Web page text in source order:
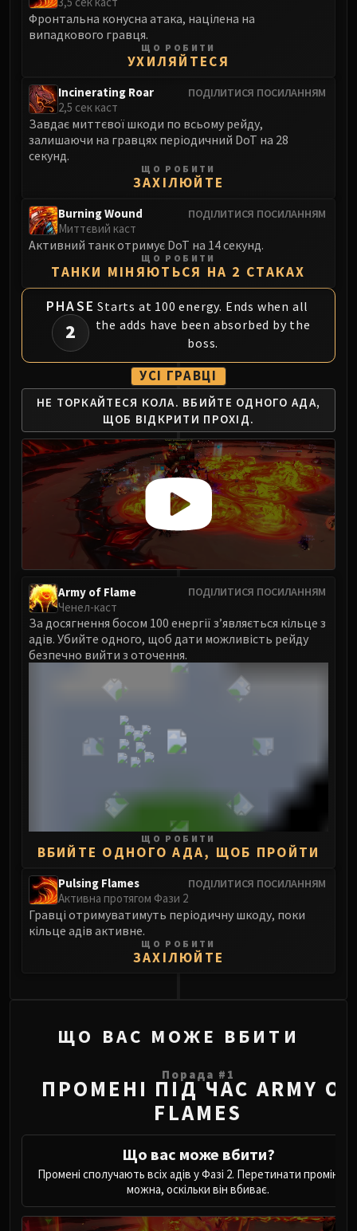
Council of Dreams
Larodar
Nymue
Smolderon
Fyrakk
ABERRUS
Kazzara
The Amalgamation Chamber
The Forgotten Experiments
Assault of the Zaqali
Rashok, the Elder
Zskarn
Magmorax
Echo of Neltharion
Scalecommander Sarkareth
Eranog
Terros
Sennarth
Primal Council
Dathea
Kurog
Diurna
Raszageth
ICECROWN CITADEL
Lord Marrowgar
Gunship Battle
Deathbringer Saurfang
Festergut
Rotface
Professor Putricide
Blood-Queen Lana'thel
Valithria Dreamwalker
Sindragosa
RUBY SANCTUM
Halion
TRIALS OF THE CRUSADER
Lord Jaraxxus
Faction Champions
Anub'Arak
Razorscale
Assembly of Iron
Kologarn
Auriaya
Mimiron
Freya
Thorim
Hodir
Vezax
Фронтальна конусна атака, націлена на
випадкового гравця.
ЩО РОБИТИ
УХИЛЯЙТЕСЯ
ПОДІЛИТИСЯ ПОСИЛАННЯМ
Incinerating Roar
2,5 сек каст
Завдає миттєвої шкоди по всьому рейду,
залишаючи на гравцях періодичний DoT на 28
секунд.
ЩО РОБИТИ
ЗАХІЛЮЙТЕ
ПОДІЛИТИСЯ ПОСИЛАННЯМ
Burning Wound
Миттєвий каст
Активний танк отримує DoT на 14 секунд.
ЩО РОБИТИ
ТАНКИ МІНЯЮТЬСЯ НА 2 СТАКАХ
PHASE
2
Starts at 100 energy. Ends when all
the adds have been absorbed by the
boss.
УСІ ГРАВЦІ
НЕ ТОРКАЙТЕСЯ КОЛА. ВБИЙТЕ ОДНОГО АДА,
ЩОБ ВІДКРИТИ ПРОХІД.
ПОДІЛИТИСЯ ПОСИЛАННЯМ
Army of Flame
Ченел-каст
За досягнення босом 100 енергії з’являється кільце з
адів. Убийте одного, щоб дати можливість рейду
безпечно вийти з оточення.
ЩО РОБИТИ
ВБИЙТЕ ОДНОГО АДА, ЩОБ ПРОЙТИ
ПОДІЛИТИСЯ ПОСИЛАННЯМ
Pulsing Flames
Активна протягом Фази 2
Гравці отримуватимуть періодичну шкоду, поки
кільце адів активне.
ЩО РОБИТИ
ЗАХІЛЮЙТЕ
ЩО ВАС МОЖЕ ВБИТИ
Порада # 1
ПРОМЕНІ ПІД ЧАС ARMY OF
FLAMES
Що вас може вбити?
Промені сполучають всіх адів у Фазі 2. Перетинати промінь
можна, оскільки він вбиває.